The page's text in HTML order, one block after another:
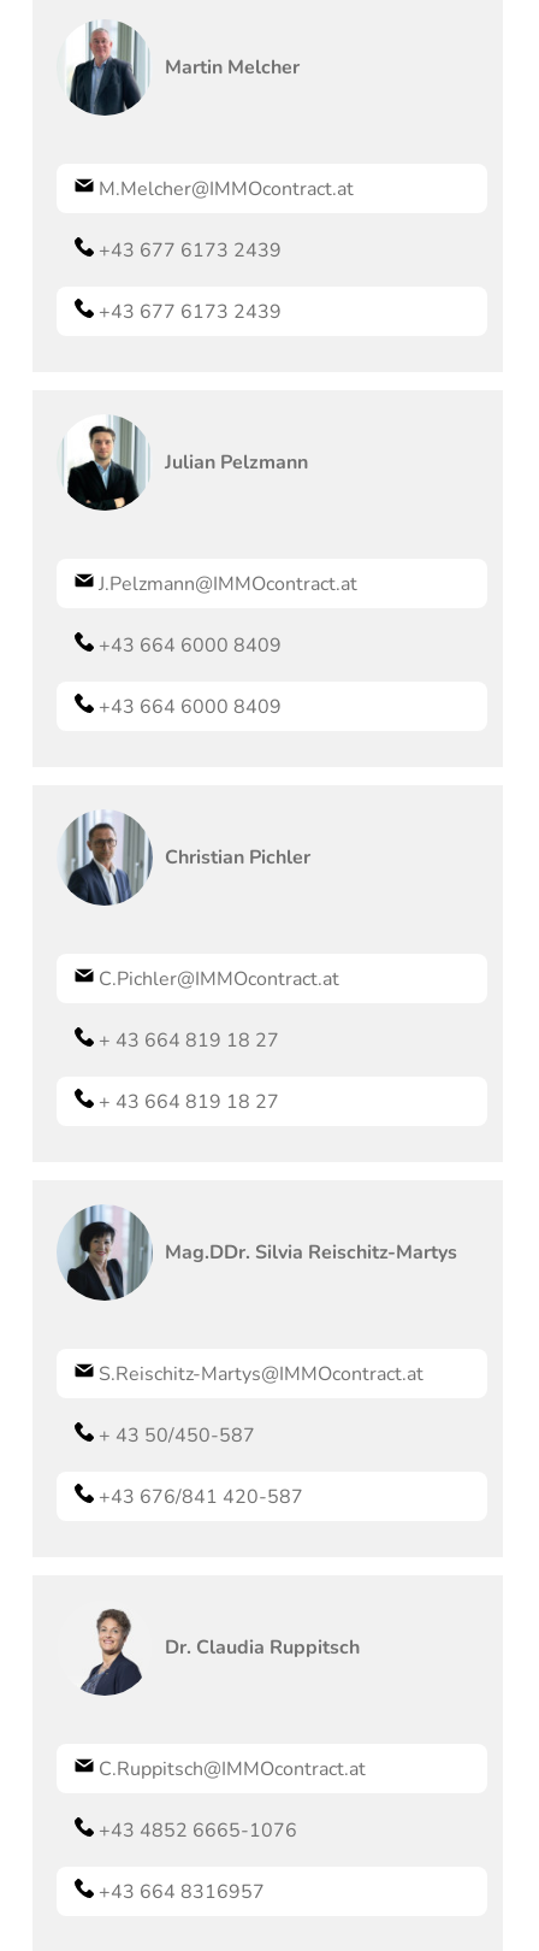
Martin Melcher
M.Melcher@IMMOcontract.at
+43 677 6173 2439
+43 677 6173 2439
Julian Pelzmann
J.Pelzmann@IMMOcontract.at
+43 664 6000 8409
+43 664 6000 8409
Christian Pichler
C.Pichler@IMMOcontract.at
+ 43 664 819 18 27
+ 43 664 819 18 27
Mag.DDr. Silvia Reischitz-Martys
S.Reischitz-Martys@IMMOcontract.at
+ 43 50/450-587
+43 676/841 420-587
Dr. Claudia Ruppitsch
C.Ruppitsch@IMMOcontract.at
+43 4852 6665-1076
+43 664 8316957